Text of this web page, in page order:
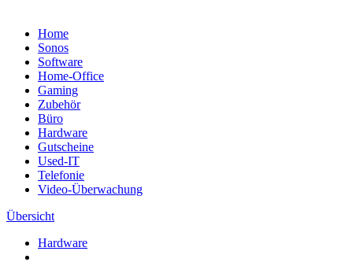
Home
Sonos
Software
Home-Office
Gaming
Zubehör
Büro
Hardware
Gutscheine
Used-IT
Telefonie
Video-Überwachung
Übersicht
Hardware